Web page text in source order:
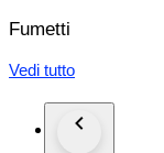
Fumetti
Vedi tutto